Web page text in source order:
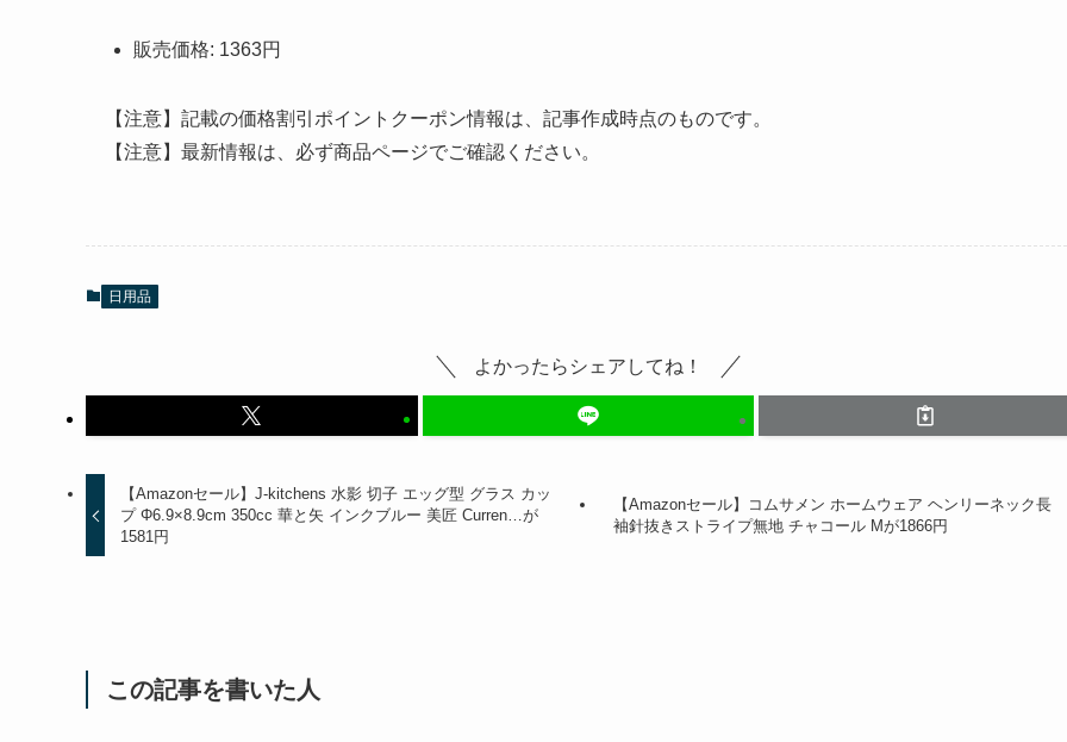
販売価格: 1363円
【注意】記載の価格割引ポイントクーポン情報は、記事作成時点のものです。
【注意】最新情報は、必ず商品ページでご確認ください。
日用品
よかったらシェアしてね！
【Amazonセール】J-kitchens 水影 切子 エッグ型 グラス カッ
プ Φ6.9×8.9cm 350cc 華と矢 インクブルー 美匠 Curren…が
1581円
【Amazonセール】コムサメン ホームウェア ヘンリーネック長
袖針抜きストライプ無地 チャコール Mが1866円
この記事を書いた人